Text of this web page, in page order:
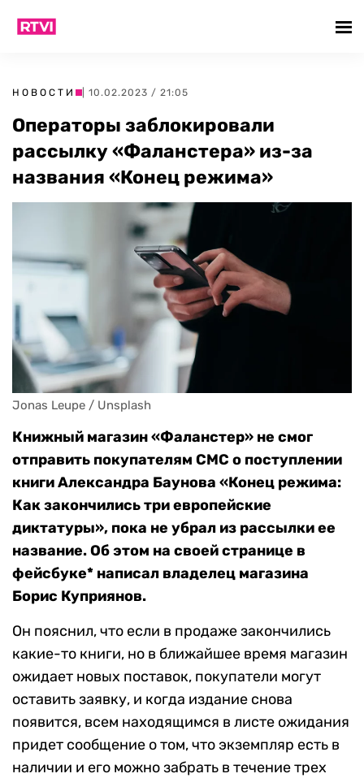
НОВОСТИ | 10.02.2023 / 21:05
Операторы заблокировали
рассылку «Фаланстера» из-за
названия «Конец режима»
Jonas Leupe / Unsplash
Книжный магазин«Фаланстер» не смог
отправить покупателям СМС о поступлении
книги Александра Баунова «Конец режима:
Как закончились три европейские
диктатуры», пока не убрал из рассылки ее
название. Об этом на своей странице в
фейсбуке* написал владелец магазина
Борис Куприянов.
Он пояснил, что если в продаже закончились
какие-то книги, но в ближайшее время магазин
ожидает новых поставок, покупатели могут
оставить заявку, и когда издание снова
появится, всем находящимся в листе ожидания
придет сообщение о том, что экземпляр есть в
наличии и его можно забрать в течение трех